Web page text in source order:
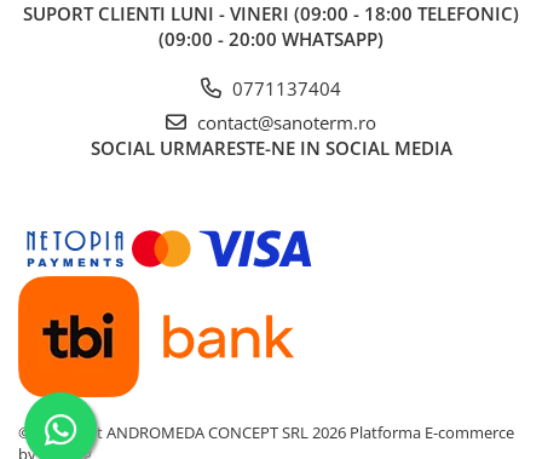
SUPORT CLIENTI LUNI - VINERI (09:00 - 18:00 TELEFONIC)
(09:00 - 20:00 WHATSAPP)
0771137404
contact@sanoterm.ro
SOCIAL URMARESTE-NE IN SOCIAL MEDIA
©Copyright ANDROMEDA CONCEPT SRL 2026 Platforma E-commerce
by Gomag